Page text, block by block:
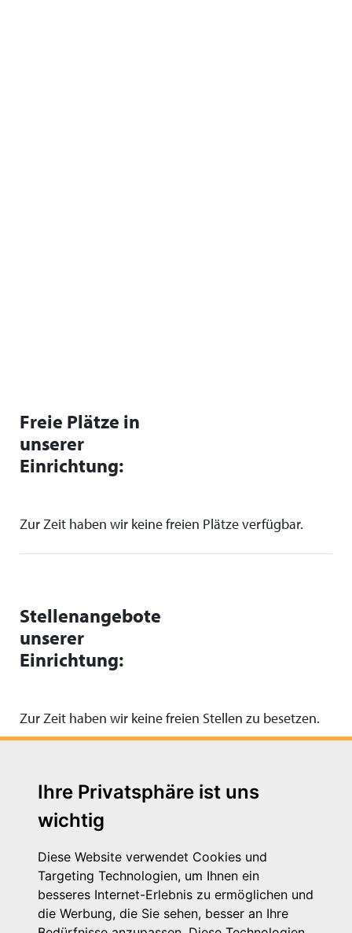
Ihre Privatsphäre ist uns
wichtig
Diese Website verwendet Cookies und
Targeting Technologien, um Ihnen ein
besseres Internet-Erlebnis zu ermöglichen und
die Werbung, die Sie sehen, besser an Ihre
Freie Plätze in
unserer
Einrichtung:
Zur Zeit haben wir keine freien Plätze verfügbar.
Stellenangebote
unserer
Einrichtung:
Zur Zeit haben wir keine freien Stellen zu besetzen.
Michaelkirchstr. 17/18